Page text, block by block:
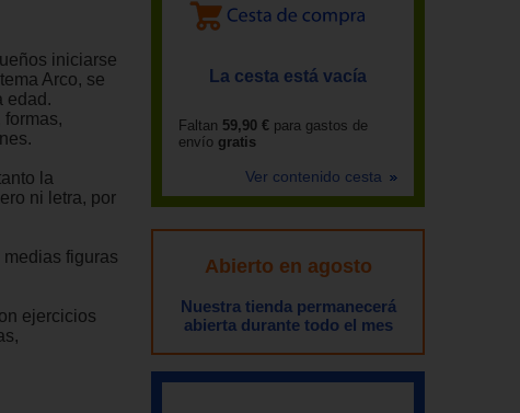
iniciarse
Arco, se
edad.
la
ni letra, por
medias figuras
ejercicios
La cesta está vacía
Faltan 59,90 € para gastos de
envío gratis
Ver contenido cesta
Abierto en agosto
Nuestra tienda permanecerá
abierta durante todo el mes